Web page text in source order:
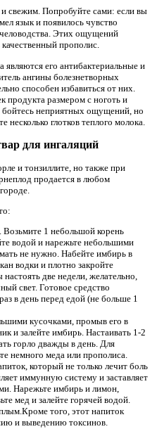
свежим. Попробуйте сами: если вы
язык и появилось чувство
Этих ощущений
прополис.
его антибактериальные и
ангины болезнетворных
способен избавиться от них.
продукта размером с ноготь и
бойтесь неприятных ощущений, но
несколько глотков теплого молока.
для ингаляций
и тонзиллите, но также при
продается в любом
Возьмите 1 небольшой корень
водой и нарежьте небольшими
не нужно. Набейте имбирь в
водки и плотно закройте
две недели, желательно,
свет. Готовое средство
в день перед едой (не больше 1
кусочками, промыв его в
и залейте имбирь. Настаивать 1-2
горло дважды в день. Для
немного меда или прополиса.
который не только лечит боль
иммунную систему и заставляет
Нарежьте имбирь и лимон,
мед и залейте горячей водой.
того, этот напиток
и выведению токсинов.